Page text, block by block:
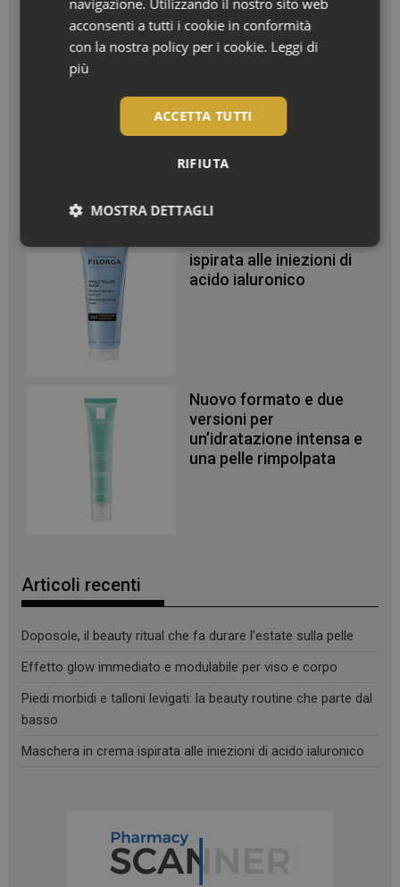
In Vetrina
modulabile per viso e
corpo
ispirata alle iniezioni di
acido ialuronico
Nuovo formato e due
versioni per
un’idratazione intensa e
una pelle rimpolpata
Articoli recenti
Doposole, il beauty ritual che fa durare l’estate sulla pelle
Effetto glow immediato e modulabile per viso e corpo
Piedi morbidi e talloni levigati: la beauty routine che parte dal
basso
Maschera in crema ispirata alle iniezioni di acido ialuronico
navigazione. Utilizzando il nostro sito web
acconsenti a tutti i cookie in conformità
con la nostra policy per i cookie. Leggi di
più
ACCETTA TUTTI
RIFIUTA
MOSTRA DETTAGLI
Necessari
I cookie necessari contribuiscono a rendere fruibile il
sito web abilitandone funzionalità di base quali la
navigazione sulle pagine e l'accesso alle aree
protette del sito. Il sito web non è in grado di
funzionare correttamente senza questi cookie.
NOME